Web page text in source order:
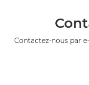
Contactez-nous par